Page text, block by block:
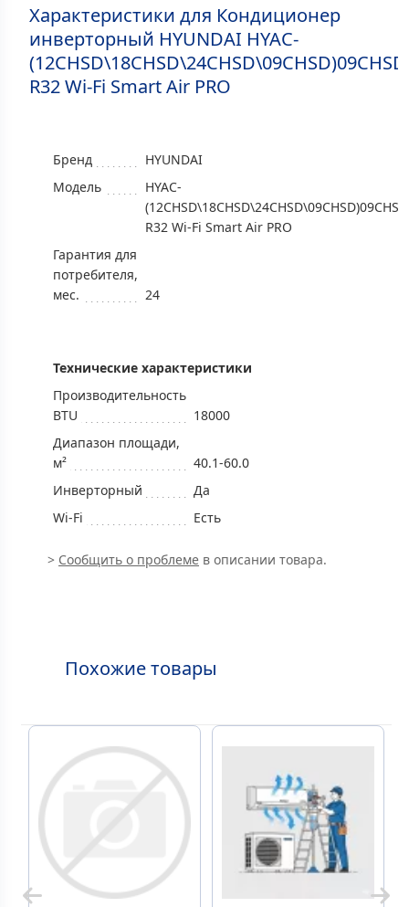
Характеристики для Кондиционер
инверторный HYUNDAI HYAC-
R32 Wi-Fi Smart Air PRO
Бренд
HYUNDAI
Модель
HYAC-
R32 Wi-Fi Smart Air PRO
Гарантия для
потребителя,
мес.
24
Технические характеристики
Производительность
BTU
18000
Диапазон площади,
м²
40.1-60.0
Инверторный
Да
Wi-Fi
Есть
> Сообщить о проблеме в описании товара.
Похожие товары